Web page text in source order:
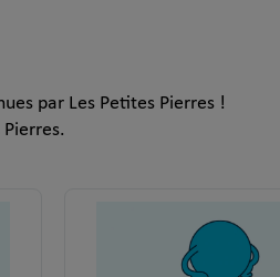
par Les Petites Pierres !